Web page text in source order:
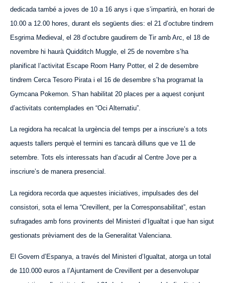
dedicada també a joves de 10 a 16 anys i que s’impartirà, en horari de
10.00 a 12.00 hores, durant els següents dies: el 21 d’octubre tindrem
Esgrima Medieval, el 28 d’octubre gaudirem de Tir amb Arc, el 18 de
novembre hi haurà Quidditch Muggle, el 25 de novembre s’ha
planificat l’activitat Escape Room Harry Potter, el 2 de desembre
tindrem Cerca Tesoro Pirata i el 16 de desembre s’ha programat la
Gymcana Pokemon. S’han habilitat 20 places per a aquest conjunt
d’activitats contemplades en “Oci Alternatiu”.
La regidora ha recalcat la urgència del temps per a inscriure’s a tots
aquests tallers perquè el termini es tancarà dilluns que ve 11 de
setembre. Tots els interessats han d’acudir al Centre Jove per a
inscriure’s de manera presencial.
La regidora recorda que aquestes iniciatives, impulsades des del
consistori, sota el lema “Crevillent, per la Corresponsabilitat”, estan
sufragades amb fons provinents del Ministeri d’Igualtat i que han sigut
gestionats prèviament des de la Generalitat Valenciana.
El Govern d’Espanya, a través del Ministeri d’Igualtat, atorga un total
de 110.000 euros a l’Ajuntament de Crevillent per a desenvolupar